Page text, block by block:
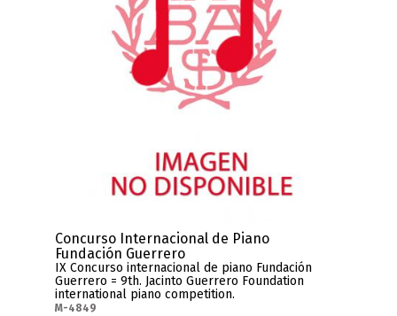
Concurso Internacional de Piano
Fundación Guerrero
IX Concurso internacional de piano Fundación
Guerrero = 9th. Jacinto Guerrero Foundation
international piano competition.
M-4849